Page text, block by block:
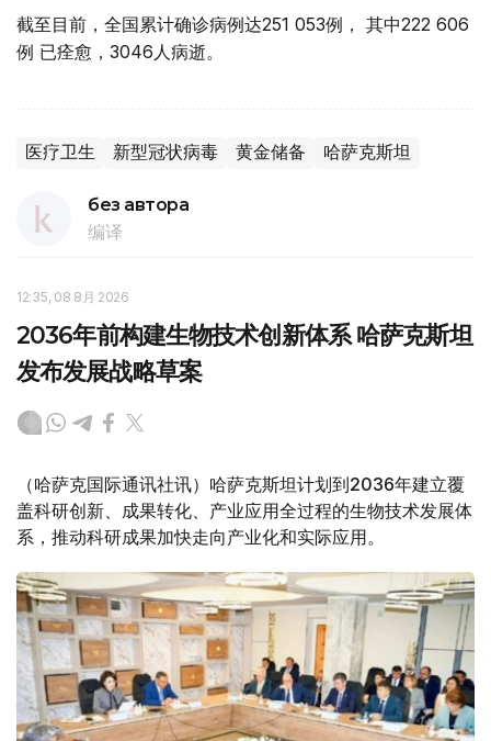
截至目前，全国累计确诊病例达251 053例， 其中222 606
例 已痊愈，3046人病逝。
医疗卫生 新型冠状病毒 黄金储备 哈萨克斯坦
без автора
编译
12:35, 08 8月 2026
2036年前构建生物技术创新体系 哈萨克斯坦
发布发展战略草案
（哈萨克国际通讯社讯）哈萨克斯坦计划到2036年建立覆
盖科研创新、成果转化、产业应用全过程的生物技术发展体
系，推动科研成果加快走向产业化和实际应用。